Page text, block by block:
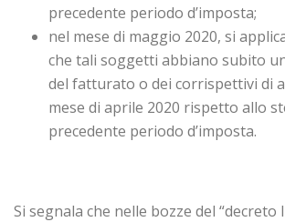
precedente periodo d’imposta;
nel mese di maggio 2020, si
che tali soggetti abbiano subito
del fatturato o dei corrispettivi di
mese di aprile 2020 rispetto allo
precedente periodo d’imposta.
Si segnala che nelle bozze del “decreto